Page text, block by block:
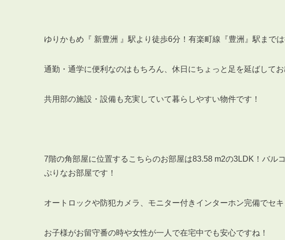
ABOUT私たちについて
スタッフ紹介
自慢
物件
ゆりかもめ『 新豊洲 』駅より徒歩6分！有楽町線『豊洲』駅まで
通勤・通学に便利なのはもちろん、休日にちょっと足を延ばして
共用部の施設・設備も充実していて暮らしやすい物件です！
7階の角部屋に位置するこちらのお部屋は83.58 m2の3LDK！バル
ぷりなお部屋です！
オートロックや防犯カメラ、モニター付きインターホン完備でセ
お子様がお留守番の時や女性が一人で在宅中でも安心ですね！